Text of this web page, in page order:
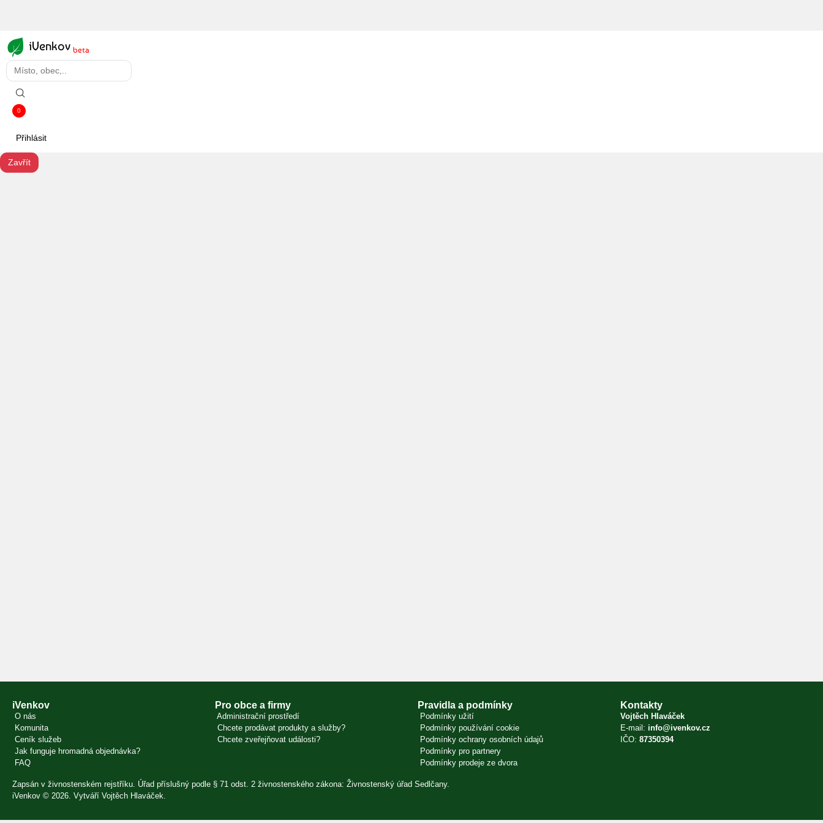
iVenkov beta
0
Přihlásit
Zavřít
iVenkov
O nás
Komunita
Ceník služeb
Jak funguje hromadná objednávka?
FAQ
Pro obce a firmy
Administrační prostředí
Chcete prodávat produkty a služby?
Chcete zveřejňovat události?
Pravidla a podmínky
Podmínky užití
Podmínky používání cookie
Podmínky ochrany osobních údajů
Podmínky pro partnery
Podmínky prodeje ze dvora
Kontakty
Vojtěch Hlaváček
E-mail: info@ivenkov.cz
IČO: 87350394
Zapsán v živnostenském rejstříku. Úřad příslušný podle § 71 odst. 2 živnostenského zákona: Živnostenský úřad Sedlčany.
iVenkov © 2026. Vytváří Vojtěch Hlaváček.